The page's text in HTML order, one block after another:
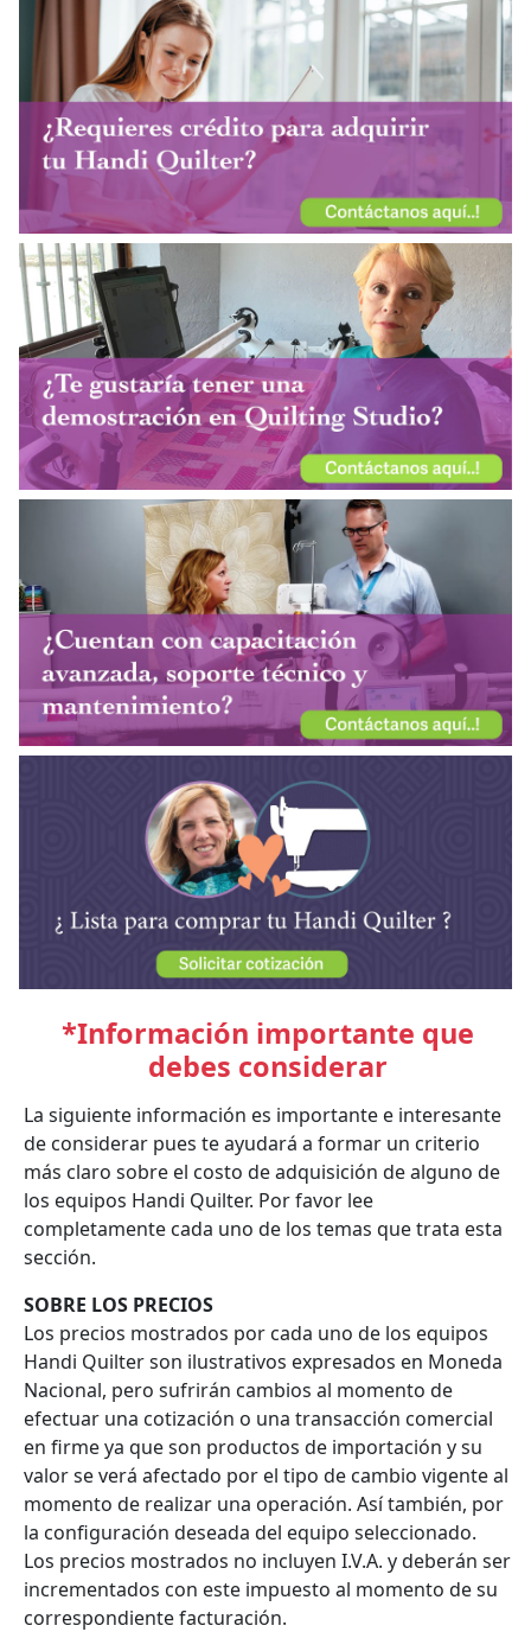
*Información importante que
debes considerar
La siguiente información es importante e interesante
de considerar pues te ayudará a formar un criterio
más claro sobre el costo de adquisición de alguno de
los equipos Handi Quilter. Por favor lee
completamente cada uno de los temas que trata esta
sección.
SOBRE LOS PRECIOS
Los precios mostrados por cada uno de los equipos
Handi Quilter son ilustrativos expresados en Moneda
Nacional, pero sufrirán cambios al momento de
efectuar una cotización o una transacción comercial
en firme ya que son productos de importación y su
valor se verá afectado por el tipo de cambio vigente al
momento de realizar una operación. Así también, por
la configuración deseada del equipo seleccionado.
Los precios mostrados no incluyen I.V.A. y deberán ser
incrementados con este impuesto al momento de su
correspondiente facturación.